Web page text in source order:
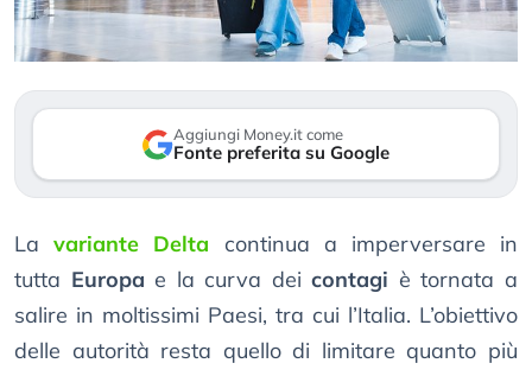
Aggiungi Money.it come
Fonte preferita su Google
Lavariante Delta continua a imperversare in
tutta Europa e la curva deicontagi è tornata a
salire in moltissimi Paesi, tra cui l’Italia. L’obiettivo
delle autorità resta quello di limitare quanto più